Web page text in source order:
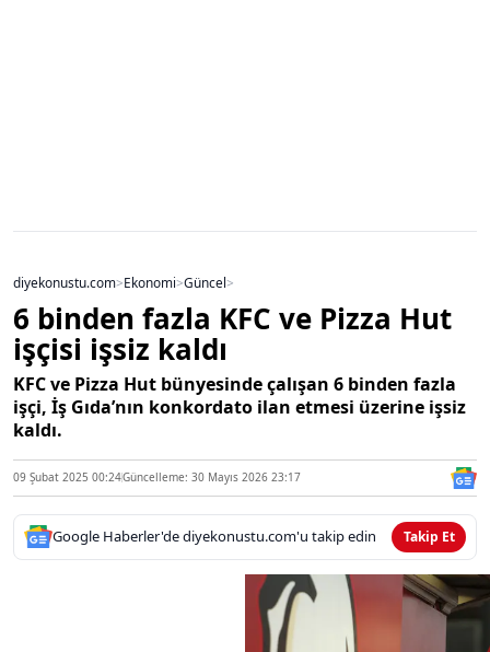
diyekonustu.com>Ekonomi>Güncel>
6 binden fazla KFC ve Pizza Hut
işçisi işsiz kaldı
KFC ve Pizza Hut bünyesinde çalışan 6 binden fazla
işçi, İş Gıda’nın konkordato ilan etmesi üzerine işsiz
kaldı.
09 Şubat 2025 00:24Güncelleme: 30 Mayıs 2026 23:17
Google Haberler'de diyekonustu.com'u takip edin Takip Et